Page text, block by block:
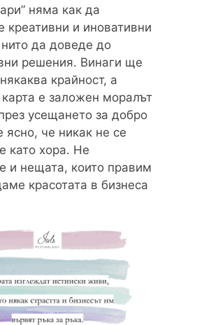
няма как да
креативни и иновативни
да доведе до
решения. Винаги ще
крайност, а
карта е заложен моралът
усещането за добро
ясно, че никак не се
като хора. Не
и нещата, които правим
красотата в бизнеса